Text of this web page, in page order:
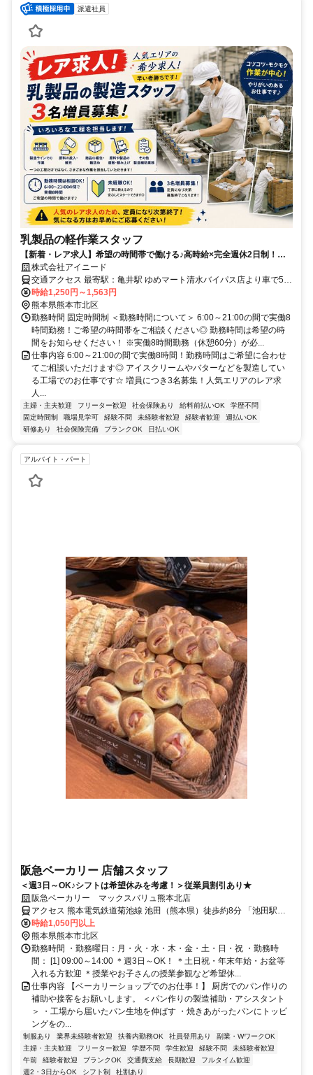
派遣社員
乳製品の軽作業スタッフ
【新着・レア求人】希望の時間帯で働ける♪高時給×完全週休2日制！未
経験歓迎◎アイスクリームなどの製造スタッフ☆
株式会社アイニード
交通アクセス 最寄駅：亀井駅 ゆめマート清水バイパス店より車で5分
程 ＊車通勤OK,転勤なし
時給1,250円～1,563円
熊本県熊本市北区
勤務時間 固定時間制 ＜勤務時間について＞ 6:00～21:00の間で実働8
時間勤務！ご希望の時間帯をご相談ください◎ 勤務時間は希望の時
間をお知らせください！ ※実働8時間勤務（休憩60分）が必...
仕事内容 6:00～21:00の間で実働8時間！勤務時間はご希望に合わせ
てご相談いただけます◎ アイスクリームやバターなどを製造してい
る工場でのお仕事です☆ 増員につき3名募集！人気エリアのレア求
人...
主婦・主夫歓迎 フリーター歓迎 社会保険あり 給料前払いOK
学歴不問
固定時間制
職場見学可 経験不問 未経験者歓迎 経験者歓迎
週払いOK
研修あり
社会保険完備 ブランクOK 日払いOK
アルバイト・パート
阪急ベーカリー 店舗スタッフ
＜週3日～OK♪シフトは希望休みを考慮！＞従業員割引あり★
阪急ベーカリー マックスバリュ熊本北店
アクセス 熊本電気鉄道菊池線 池田（熊本県）徒歩約8分 「池田駅」
より徒歩8分 ★車通勤OK
時給1,050円以上
熊本県熊本市北区
勤務時間 ・勤務曜日：月・火・水・木・金・土・日・祝 ・勤務時
間： [1] 09:00～14:00 ＊週3日～OK！ ＊土日祝・年末年始・お盆等
入れる方歓迎 ＊授業やお子さんの授業参観など希望休...
仕事内容 【ベーカリーショップでのお仕事！】 厨房でのパン作りの
補助や接客をお願いします。 ＜パン作りの製造補助・アシスタント
＞ ・工場から届いたパン生地を伸ばす ・焼きあがったパンにトッピ
ングをの...
制服あり 業界未経験者歓迎 扶養内勤務OK 社員登用あり
副業・WワークOK
主婦・主夫歓迎
フリーター歓迎 学歴不問 学生歓迎 経験不問
未経験者歓迎
午前
経験者歓迎 ブランクOK 交通費支給 長期歓迎
フルタイム歓迎
週2・3日からOK
シフト制 社割あり